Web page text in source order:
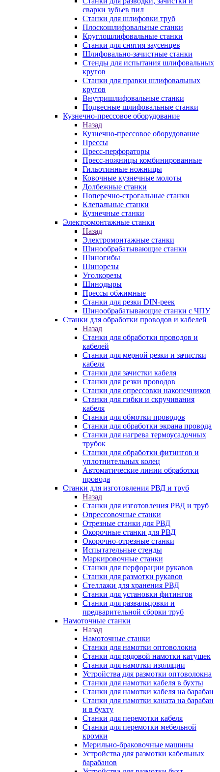
сварки зубьев пил
Станки для шлифовки труб
Плоскошлифовальные станки
Круглошлифовальные станки
Станки для снятия заусенцев
Шлифовально-зачистные станки
Стенды для испытания шлифовальных
кругов
Станки для правки шлифовальных
кругов
Внутришлифовальные станки
Подвесные шлифовальные станки
Кузнечно-прессовое оборудование
Назад
Кузнечно-прессовое оборудование
Прессы
Пресс-перфораторы
Пресс-ножницы комбинированные
Гильотинные ножницы
Ковочные кузнечные молоты
Долбежные станки
Поперечно-строгальные станки
Клепальные станки
Кузнечные станки
Электромонтажные станки
Назад
Электромонтажные станки
Шинообрабатывающие станки
Шиногибы
Шинорезы
Уголкорезы
Шинодыры
Прессы обжимные
Станки для резки DIN-реек
Шинообрабатывающие станки с ЧПУ
Станки для обработки проводов и кабелей
Назад
Станки для обработки проводов и
кабелей
Станки для мерной резки и зачистки
кабеля
Станки для зачистки кабеля
Станки для резки проводов
Станки для опрессовки наконечников
Станки для гибки и скручивания
кабеля
Станки для обмотки проводов
Станки для обработки экрана провода
Станки для нагрева термоусадочных
трубок
Станки для обработки фитингов и
уплотнительных колец
Автоматические линии обработки
провода
Станки для изготовления РВД и труб
Назад
Станки для изготовления РВД и труб
Опрессовочные станки
Отрезные станки для РВД
Окорочные станки для РВД
Окорочно-отрезные станки
Испытательные стенды
Маркировочные станки
Станки для перфорации рукавов
Станки для размотки рукавов
Стеллажи для хранения РВД
Станки для установки фитингов
Станки для развальцовки и
предварительной сборки труб
Намоточные станки
Назад
Намоточные станки
Станки для намотки оптоволокна
Станки для рядовой намотки катушек
Станки для намотки изоляции
Устройства для размотки оптоволокна
Станки для намотки кабеля в бухты
Станки для намотки кабеля на барабан
Станки для намотки каната на барабан
и в бухту
Станки для перемотки кабеля
Станки для перемотки мебельной
кромки
Мерильно-браковочные машины
Устройства для размотки кабельных
барабанов